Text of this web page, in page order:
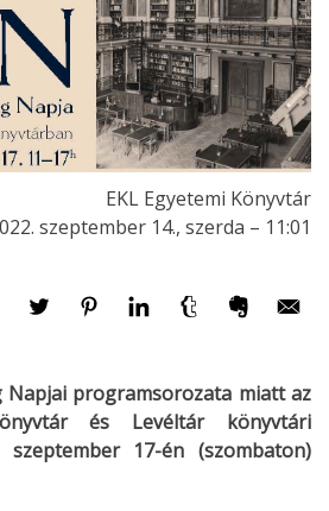
EKL Egyetemi Könyvtár
szeptember 14., szerda – 11:01
Napjai programsorozata miatt az
és Levéltár könyvtári
szeptember 17-én (szombaton)